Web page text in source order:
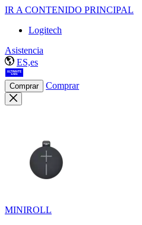
IR A CONTENIDO PRINCIPAL
Logitech
Asistencia
ES,es
Comprar Comprar
MINIROLL